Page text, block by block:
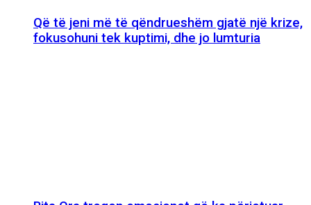
Që të jeni më të qëndrueshëm gjatë një krize,
fokusohuni tek kuptimi, dhe jo lumturia